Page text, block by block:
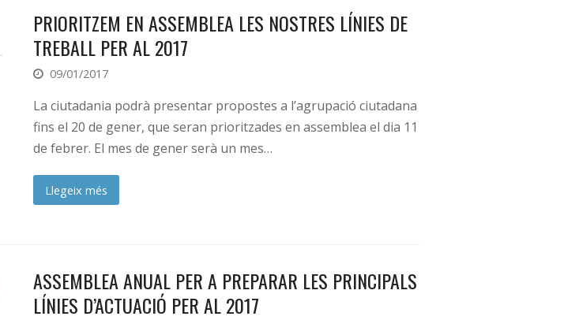
PRIORITZEM EN ASSEMBLEA LES NOSTRES LÍNIES DE
TREBALL PER AL 2017
09/01/2017
La ciutadania podrà presentar propostes a l’agrupació ciutadana
fins el 20 de gener, que seran prioritzades en assemblea el dia 11
de febrer. El mes de gener serà un mes…
Llegeix més
ASSEMBLEA ANUAL PER A PREPARAR LES PRINCIPALS
LÍNIES D’ACTUACIÓ PER AL 2017